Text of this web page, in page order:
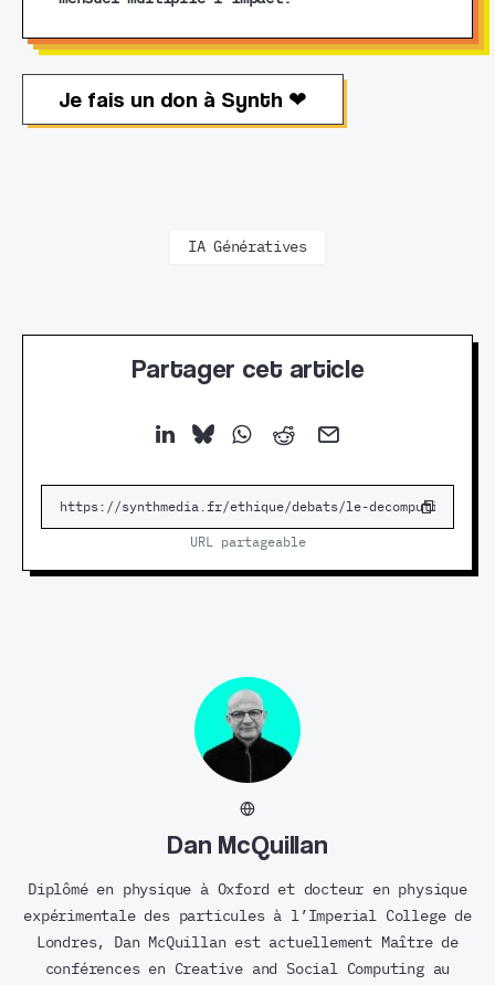
Je fais un don à Synth ❤︎
IA Génératives
Partager cet article
URL partageable
Dan McQuillan
Diplômé en physique à Oxford et docteur en physique
expérimentale des particules à l’Imperial College de
Londres, Dan McQuillan est actuellement Maître de
conférences en Creative and Social Computing au